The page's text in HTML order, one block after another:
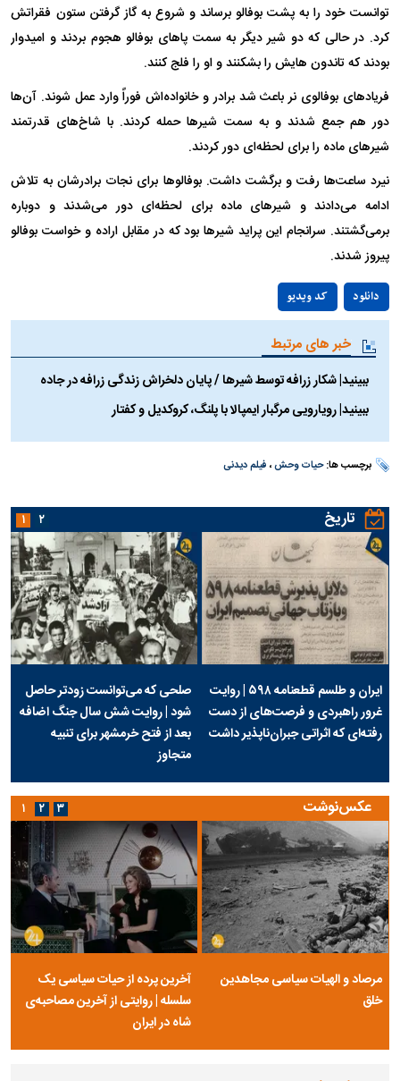
توانست خود را به پشت بوفالو برساند و شروع به گاز گرفتن ستون فقراتش
کرد. در حالی که دو شیر دیگر به سمت پا‌های بوفالو هجوم بردند و امیدوار
بودند که تاندون هایش را بشکنند و او را فلج کنند.
فریادهای بوفالوی نر باعث شد برادر و خانواده‌اش فوراً وارد عمل شوند. آن‌ها
دور هم جمع شدند و به سمت شیر‌ها حمله کردند. با شاخ‌های قدرتمند
شیر‌های ماده را برای لحظه‌ای دور کردند.
نیرد ساعت‌ها رفت و برگشت داشت. بوفالوها برای نجات برادرشان به تلاش
ادامه می‌دادند و شیر‌های ماده برای لحظه‌ای دور می‌شدند و دوباره
برمی‌گشتند. سرانجام این پراید شیر‌ها بود که در مقابل اراده و خواست بوفالو
پیروز شدند.
کد ویدیو دانلود
خبر های مرتبط
ببینید| شکار زرافه توسط شیر‌ها / پایان دلخراش زندگی زرافه در جاده
ببینید| رویارویی مرگبار ایمپالا با پلنگ، کروکدیل و کفتار
برچسب ها:حیات وحش، فیلم دیدنی
تاریخ
ایران و طلسم قطعنامه ۵۹۸ | روایت
غرور راهبردی و فرصت‌های از دست
رفته‌ای که اثراتی جبران‌ناپذیر داشت
صلحی که می‌توانست زودتر حاصل
شود | روایت شش سال جنگ اضافه
بعد از فتح خرمشهر برای تنبیه
متجاوز
۱ ۲
عکس‌نوشت
مرصاد و الهیات سیاسی مجاهدین
خلق
آخرین پرده از حیات سیاسی یک
سلسله | روایتی از آخرین مصاحبه‌ی
شاه در ایران
۱ ۲ ۳